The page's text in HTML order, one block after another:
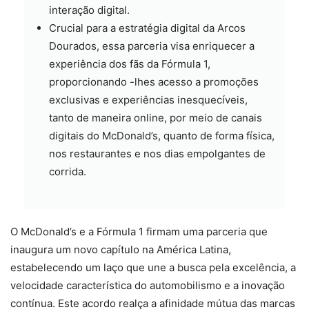
interação digital.
Crucial para a estratégia digital da Arcos
Dourados, essa parceria visa enriquecer a
experiência dos fãs da Fórmula 1,
proporcionando -lhes acesso a promoções
exclusivas e experiências inesquecíveis,
tanto de maneira online, por meio de canais
digitais do McDonald’s, quanto de forma física,
nos restaurantes e nos dias empolgantes de
corrida.
O McDonald’s e a Fórmula 1 firmam uma parceria que
inaugura um novo capítulo na América Latina,
estabelecendo um laço que une a busca pela excelência, a
velocidade característica do automobilismo e a inovação
contínua. Este acordo realça a afinidade mútua das marcas